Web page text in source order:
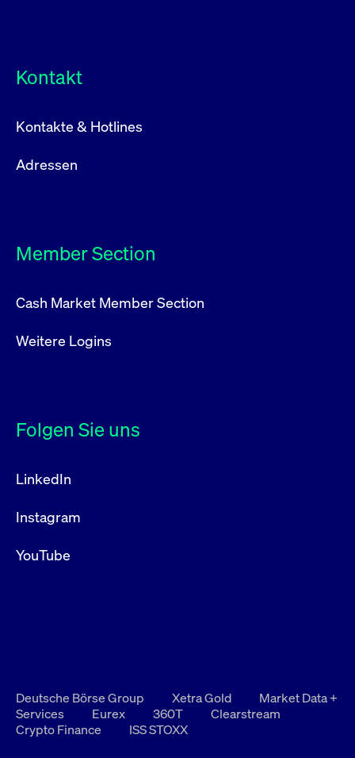
Kontakt
Kontakte & Hotlines
Adressen
Member Section
Cash Market Member Section
Weitere Logins
Folgen Sie uns
LinkedIn
Instagram
YouTube
Deutsche Börse Group Xetra Gold
Market Data +
Services
Eurex 360T
Clearstream
Crypto Finance
ISS STOXX